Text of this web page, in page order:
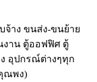
จ้าง ขนส่ง-ขนย้าย
งาน ตู้ออฟฟิศ ตู้
อุปกรณ์ต่างๆทุก
ณพง)